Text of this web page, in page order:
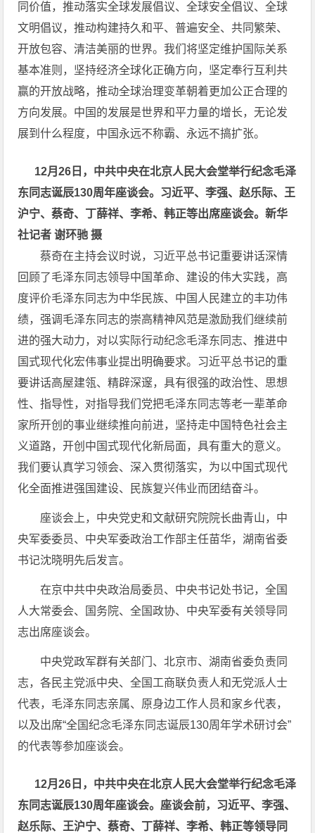
同价值，推动落实全球发展倡议、全球安全倡议、全球
文明倡议，推动构建持久和平、普遍安全、共同繁荣、
开放包容、清洁美丽的世界。我们将坚定维护国际关系
基本准则，坚持经济全球化正确方向，坚定奉行互利共
赢的开放战略，推动全球治理变革朝着更加公正合理的
方向发展。中国的发展是世界和平力量的增长，无论发
展到什么程度，中国永远不称霸、永远不搞扩张。
12月26日，中共中央在北京人民大会堂举行纪念毛泽
东同志诞辰130周年座谈会。习近平、李强、赵乐际、王
沪宁、蔡奇、丁薛祥、李希、韩正等出席座谈会。新华
社记者 谢环驰 摄
蔡奇在主持会议时说，习近平总书记重要讲话深情
回顾了毛泽东同志领导中国革命、建设的伟大实践，高
度评价毛泽东同志为中华民族、中国人民建立的丰功伟
绩，强调毛泽东同志的崇高精神风范是激励我们继续前
进的强大动力，对以实际行动纪念毛泽东同志、推进中
国式现代化宏伟事业提出明确要求。习近平总书记的重
要讲话高屋建瓴、精辟深邃，具有很强的政治性、思想
性、指导性，对指导我们党把毛泽东同志等老一辈革命
家所开创的事业继续推向前进，坚持走中国特色社会主
义道路，开创中国式现代化新局面，具有重大的意义。
我们要认真学习领会、深入贯彻落实，为以中国式现代
化全面推进强国建设、民族复兴伟业而团结奋斗。
座谈会上，中央党史和文献研究院院长曲青山，中
央军委委员、中央军委政治工作部主任苗华，湖南省委
书记沈晓明先后发言。
在京中共中央政治局委员、中央书记处书记，全国
人大常委会、国务院、全国政协、中央军委有关领导同
志出席座谈会。
中央党政军群有关部门、北京市、湖南省委负责同
志，各民主党派中央、全国工商联负责人和无党派人士
代表，毛泽东同志亲属、原身边工作人员和家乡代表，
以及出席“全国纪念毛泽东同志诞辰130周年学术研讨会”
的代表等参加座谈会。
12月26日，中共中央在北京人民大会堂举行纪念毛泽
东同志诞辰130周年座谈会。座谈会前，习近平、李强、
赵乐际、王沪宁、蔡奇、丁薛祥、李希、韩正等领导同